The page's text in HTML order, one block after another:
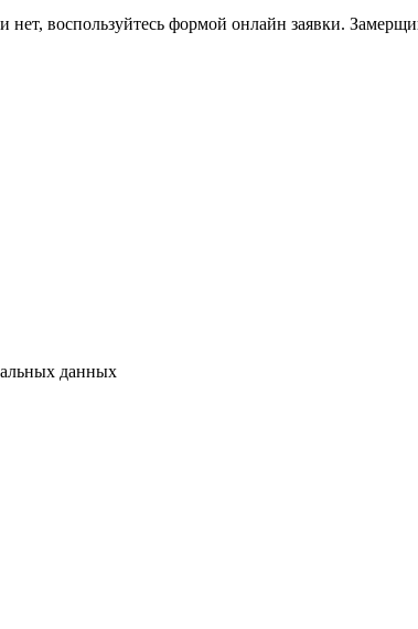
воспользуйтесь формой онлайн заявки.
данных